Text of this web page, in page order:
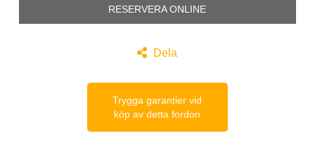
RESERVERA ONLINE
 Dela
Trygga garantier vid
köp av detta fordon